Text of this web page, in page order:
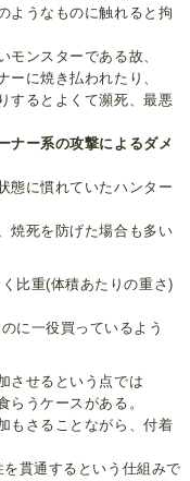
ようなものに触れると拘
モンスターである故、
ーに焼き払われたり、
するとよくて瀕死、最悪
ナー系の攻撃によるダメ
態に慣れていたハンター
焼死を防げた場合も多い
比重(体積あたりの重さ)
に一役買っているよう
させるという点では
らうケースがある。
もさることながら、付着
貫通するという仕組みで